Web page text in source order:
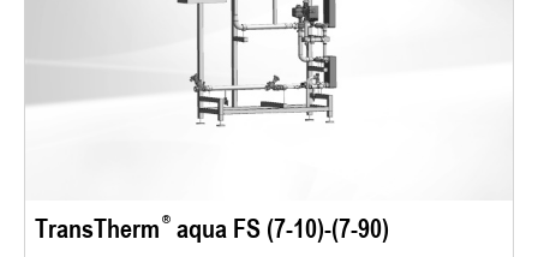
TransTherm aqua FS (7-10)-(7-90)